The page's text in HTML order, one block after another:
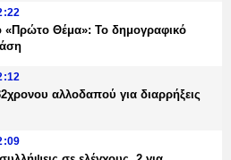
«Πρώτο Θέμα»: Το δημογραφικό
αλλοδαπού για διαρρήξεις